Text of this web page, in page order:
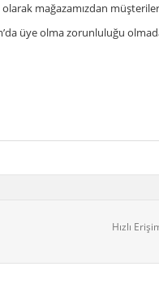
mağazamızdan
üye olma zorunluluğu
Hızlı